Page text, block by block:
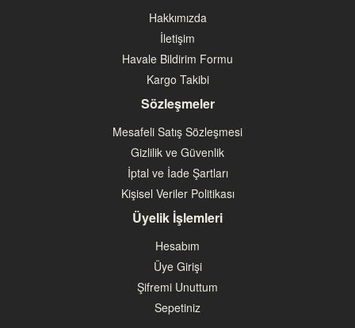
Hakkımızda
İletişim
Havale Bildirim Formu
Kargo Takibi
Sözleşmeler
Mesafeli Satış Sözleşmesi
Gizlilik ve Güvenlik
İptal ve İade Şartları
Kişisel Veriler Politikası
Üyelik İşlemleri
Hesabım
Üye Girişi
Şifremi Unuttum
Sepetiniz